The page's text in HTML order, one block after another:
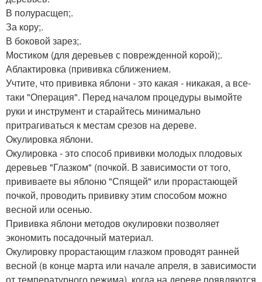
В полурасщеп;.
За кору;.
В боковой зарез;.
Мостиком (для деревьев с поврежденной корой);.
Аблактировка (прививка сближением.
Учтите, что прививка яблони - это какая - никакая, а все-
таки "Операция". Перед началом процедуры вымойте
руки и инструмент и старайтесь минимально
притрагиваться к местам срезов на дереве.
Окулировка яблони.
Окулировка - это способ прививки молодых плодовых
деревьев "Глазком" (почкой. В зависимости от того,
прививаете вы яблоню "Спящей" или прорастающей
почкой, проводить прививку этим способом можно
весной или осенью.
Прививка яблони методов окулировки позволяет
экономить посадочный материал.
Окулировку прорастающим глазком проводят ранней
весной (в конце марта или начале апреля, в зависимости
от температурного режима), когда на дереве появляются